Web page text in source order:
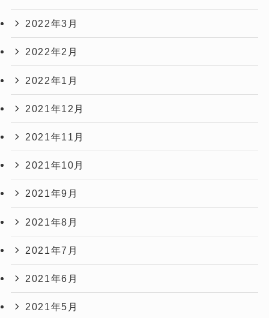
2022年3月
2022年2月
2022年1月
2021年12月
2021年11月
2021年10月
2021年9月
2021年8月
2021年7月
2021年6月
2021年5月